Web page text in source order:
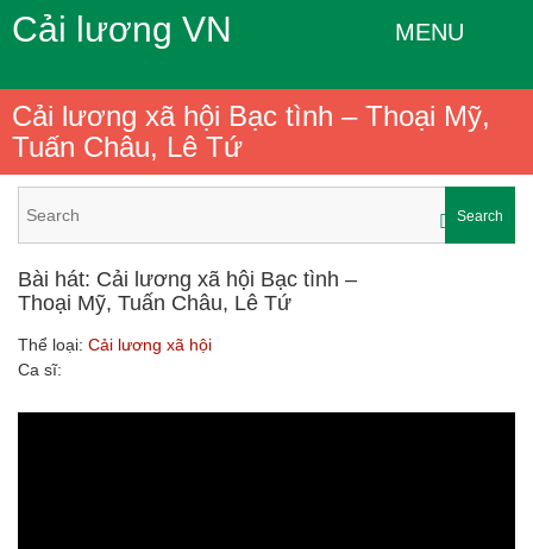
Cải lương VN MENU
Cải lương xã hội Bạc tình – Thoại Mỹ,
Tuấn Châu, Lê Tứ
Search
Bài hát: Cải lương xã hội Bạc tình –
Thoại Mỹ, Tuấn Châu, Lê Tứ
Thể loại: Cải lương xã hội
Ca sĩ: